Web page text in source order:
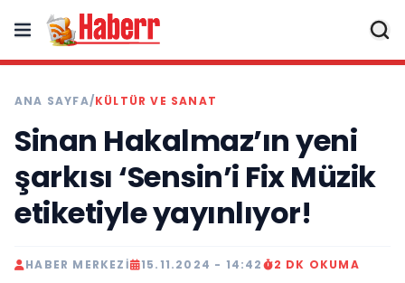
ANA SAYFA/KÜLTÜR VE SANAT
Sinan Hakalmaz’ın yeni
şarkısı ‘Sensin’i Fix Müzik
etiketiyle yayınlıyor!
HABER MERKEZI 15.11.2024 - 14:42 2 DK OKUMA